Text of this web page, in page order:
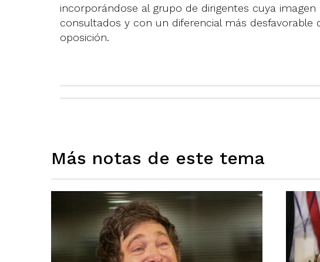
incorporándose al grupo de dirigentes cuya
consultados y con un diferencial más desfavorable
oposición.
Más notas de este tema